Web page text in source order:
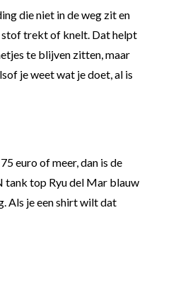
die niet in de weg zit en
stof trekt of knelt. Dat helpt
te blijven zitten, maar
je weet wat je doet, al is
euro of meer, dan is de
tank top Ryu del Mar blauw
Als je een shirt wilt dat